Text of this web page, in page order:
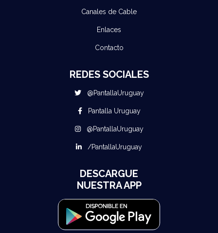
Canales de Cable
Enlaces
Contacto
REDES SOCIALES
@PantallaUruguay
Pantalla Uruguay
@PantallaUruguay
/PantallaUruguay
DESCARGUE
NUESTRA APP